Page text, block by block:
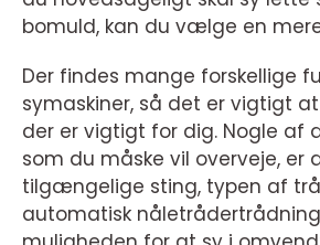
bomuld, kan du vælge en
Der findes mange forskellige
symaskiner, så det er vigtigt
der er vigtigt for dig. Nogle af
som du måske vil overveje, er
tilgængelige sting, typen af
automatisk